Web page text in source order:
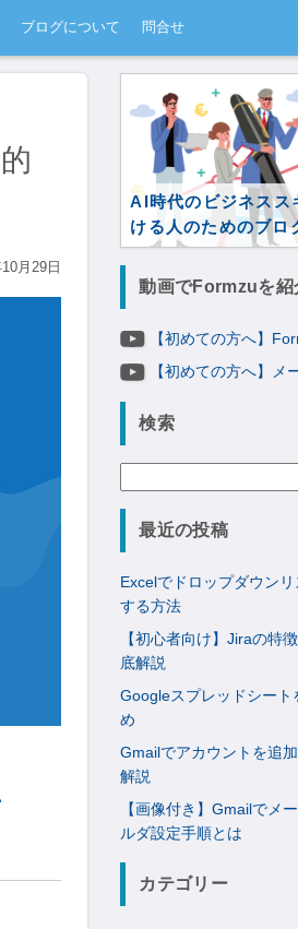
ブログについて 問合せ
月29日
AI時代のビジネスス
ける人のためのブロ
動画でFormzuを紹
【初めての方へ】
【初めての方へ】メ
検索
最近の投稿
Excelでドロップダウン
する方法
【初心者向け】Jiraの特
底解説
Googleスプレッドシート
め
Gmailでアカウントを追
解説
【画像付き】Gmailでメ
ルダ設定手順とは
カテゴリー